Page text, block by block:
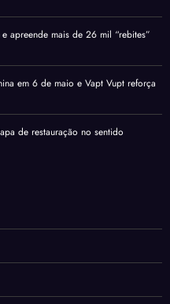
apreende mais de 26 mil “rebites”
em 6 de maio e Vapt Vupt reforça
de restauração no sentido